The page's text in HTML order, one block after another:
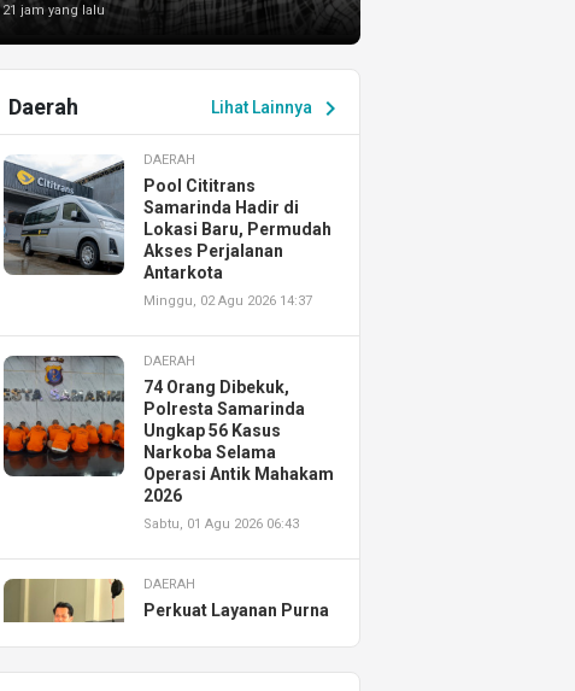
21 jam yang lalu
Lihat Lainnya chevron_right
Daerah
DAERAH
Pool Cititrans
Samarinda Hadir di
Lokasi Baru, Permudah
Akses Perjalanan
Antarkota
Minggu, 02 Agu 2026 14:37
DAERAH
74 Orang Dibekuk,
Polresta Samarinda
Ungkap 56 Kasus
Narkoba Selama
Operasi Antik Mahakam
2026
Sabtu, 01 Agu 2026 06:43
DAERAH
Perkuat Layanan Purna
Resmikan AHASS